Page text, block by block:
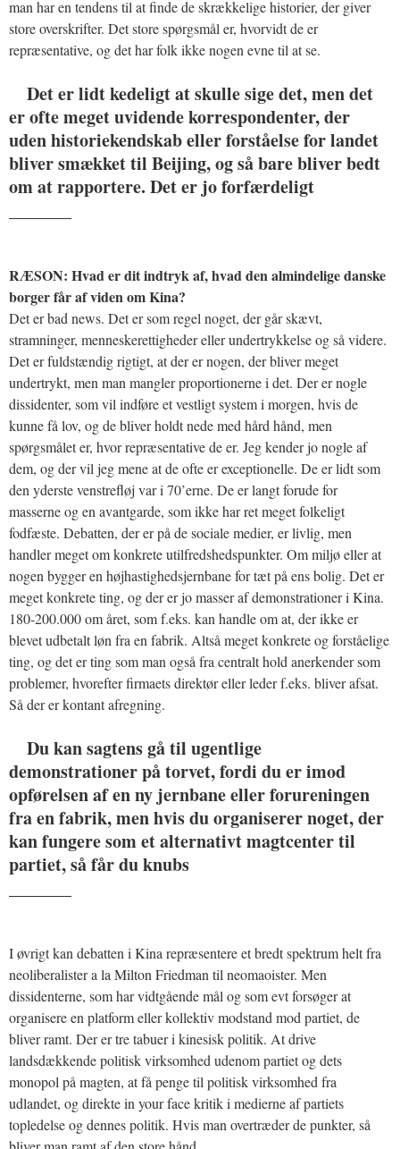
man har en tendens til at finde de skrækkelige historier, der giver
store overskrifter. Det store spørgsmål er, hvorvidt de er
repræsentative, og det har folk ikke nogen evne til at se.
Det er lidt kedeligt at skulle sige det, men det
er ofte meget uvidende korrespondenter, der
uden historiekendskab eller forståelse for landet
bliver smækket til Beijing, og så bare bliver bedt
om at rapportere. Det er jo forfærdeligt
RÆSON: Hvad er dit indtryk af, hvad den almindelige danske
borger får af viden om Kina?
Det er bad news. Det er som regel noget, der går skævt,
stramninger, menneskerettigheder eller undertrykkelse og så videre.
Det er fuldstændig rigtigt, at der er nogen, der bliver meget
undertrykt, men man mangler proportionerne i det. Der er nogle
dissidenter, som vil indføre et vestligt system i morgen, hvis de
kunne få lov, og de bliver holdt nede med hård hånd, men
spørgsmålet er, hvor repræsentative de er. Jeg kender jo nogle af
dem, og der vil jeg mene at de ofte er exceptionelle. De er lidt som
den yderste venstrefløj var i 70’erne. De er langt forude for
masserne og en avantgarde, som ikke har ret meget folkeligt
fodfæste. Debatten, der er på de sociale medier, er livlig, men
handler meget om konkrete utilfredshedspunkter. Om miljø eller at
nogen bygger en højhastighedsjernbane for tæt på ens bolig. Det er
meget konkrete ting, og der er jo masser af demonstrationer i Kina.
180-200.000 om året, som f.eks. kan handle om at, der ikke er
blevet udbetalt løn fra en fabrik. Altså meget konkrete og forståelige
ting, og det er ting som man også fra centralt hold anerkender som
problemer, hvorefter firmaets direktør eller leder f.eks. bliver afsat.
Så der er kontant afregning.
Du kan sagtens gå til ugentlige
demonstrationer på torvet, fordi du er imod
opførelsen af en ny jernbane eller forureningen
fra en fabrik, men hvis du organiserer noget, der
kan fungere som et alternativt magtcenter til
partiet, så får du knubs
I øvrigt kan debatten i Kina repræsentere et bredt spektrum helt fra
neoliberalister a la Milton Friedman til neomaoister. Men
dissidenterne, som har vidtgående mål og som evt forsøger at
organisere en platform eller kollektiv modstand mod partiet, de
bliver ramt. Der er tre tabuer i kinesisk politik. At drive
landsdækkende politisk virksomhed udenom partiet og dets
monopol på magten, at få penge til politisk virksomhed fra
udlandet, og direkte in your face kritik i medierne af partiets
topledelse og dennes politik. Hvis man overtræder de punkter, så